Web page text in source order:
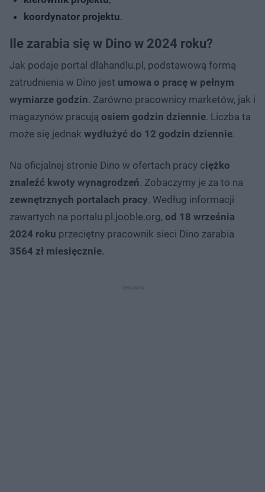
koordynator projektu.
Ile zarabia się w Dino w 2024 roku?
Jak podaje portal dlahandlu.pl, podstawową formą
zatrudnienia w Dino jest umowa o pracę w pełnym
wymiarze godzin. Zarówno pracownicy marketów, jak i
magazynów pracują osiem godzin dziennie. Liczba ta
może się jednak wydłużyć do 12 godzin dziennie.
Na oficjalnej stronie Dino w ofertach pracy ciężko
znaleźć kwoty wynagrodzeń. Zobaczymy je za to na
zewnętrznych portalach pracy. Według informacji
zawartych na portalu pl.jooble.org, od 18 września
2024 roku przeciętny pracownik sieci Dino zarabia
3564 zł miesięcznie.